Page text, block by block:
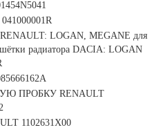
RENAULT: LOGAN, MEGANE для
радиатора DACIA: LOGAN
ПРОБКУ RENAULT
1102631X00